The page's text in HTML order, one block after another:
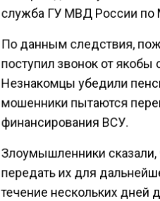
служба ГУ МВД России по
По данным следствия,
поступил звонок от якобы
Незнакомцы убедили
мошенники пытаются
финансирования ВСУ.
Злоумышленники сказали,
передать их для
течение нескольких дней